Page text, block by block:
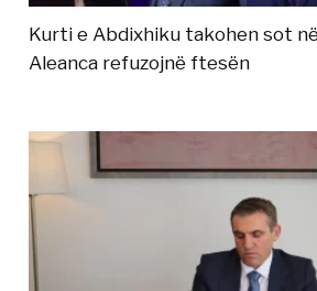
Kurti e Abdixhiku takohen sot
Aleanca refuzojnë ftesën